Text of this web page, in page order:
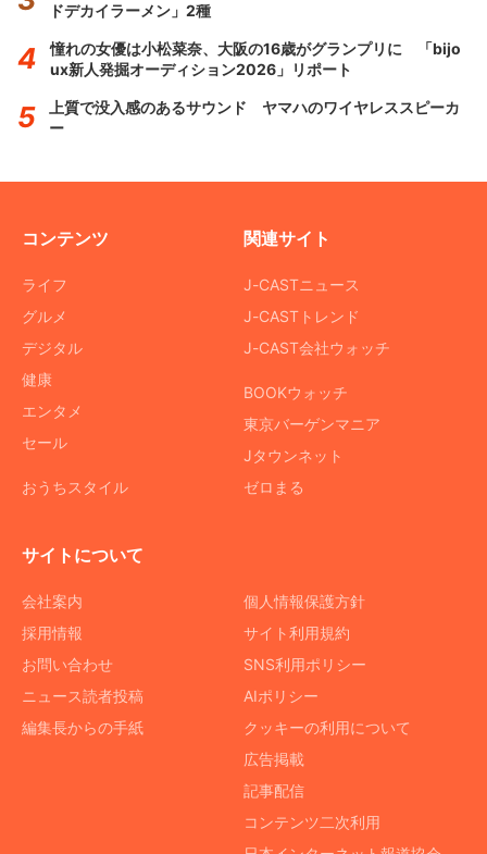
ドデカイラーメン」2種
憧れの女優は小松菜奈、大阪の16歳がグランプリに 「bijo
ux新人発掘オーディション2026」リポート
上質で没入感のあるサウンド ヤマハのワイヤレススピーカ
ー
コンテンツ
ライフ
グルメ
デジタル
健康
エンタメ
セール
おうちスタイル
関連サイト
J-CASTニュース
J-CASTトレンド
J-CAST会社ウォッチ
BOOKウォッチ
東京バーゲンマニア
Jタウンネット
ゼロまる
サイトについて
会社案内
採用情報
お問い合わせ
ニュース読者投稿
編集長からの手紙
個人情報保護方針
サイト利用規約
SNS利用ポリシー
AIポリシー
クッキーの利用について
広告掲載
記事配信
コンテンツ二次利用